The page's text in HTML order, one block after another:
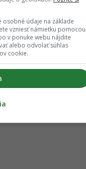
údaje na základe
vzniesť námietku pomocou
v ponuke webu nájdite
alebo odvolať súhlas
cookie.